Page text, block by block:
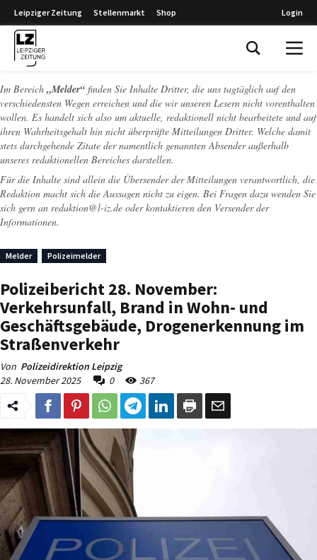
Leipziger Zeitung Stellenmarkt Shop Login
Im Bereich „Melder“ finden Sie Inhalte Dritter, die uns tagtäglich auf den
verschiedensten Wegen erreichen und die wir unseren Lesern nicht vorenthalten
wollen. Es handelt sich also um aktuelle, redaktionell nicht bearbeitete und auf
ihren Wahrheitsgehalt hin nicht überprüfte Mitteilungen Dritter. Welche damit
stets durchgehende Zitate der namentlich genannten Absender außerhalb
unseres redaktionellen Bereiches darstellen.
Für die Inhalte sind allein die Übersender der Mitteilungen verantwortlich, die
Redaktion macht sich die Aussagen nicht zu eigen. Bei Fragen dazu wenden Sie
sich gern an redaktion@l-iz.de oder kontaktieren den Versender der
Informationen.
Melder Polizeimelder
Polizeibericht 28. November:
Verkehrsunfall, Brand in Wohn- und
Geschäftsgebäude, Drogenerkennung im
Straßenverkehr
Von Polizeidirektion Leipzig
28. November 2025
0 367